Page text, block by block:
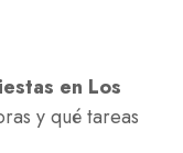
en Los
y qué tareas